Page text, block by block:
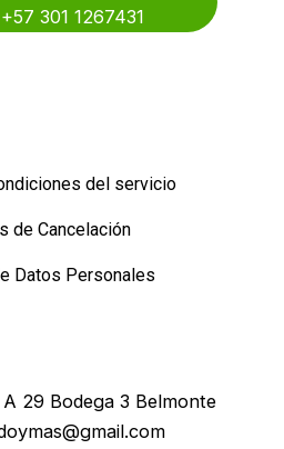
+57 301 1267431
del servicio
de Cancelación
Datos Personales
A 29 Bodega 3 Belmonte